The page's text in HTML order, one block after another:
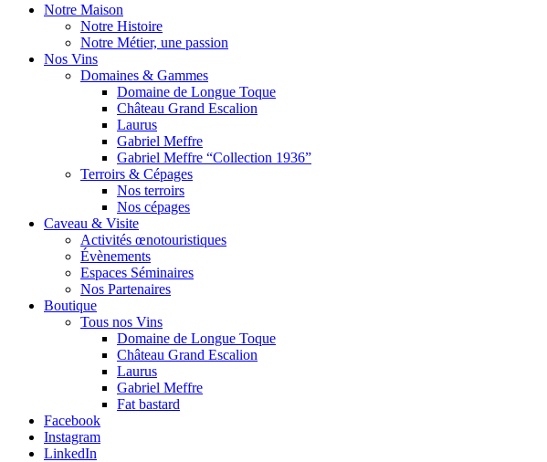
Notre Maison
Notre Histoire
Notre Métier, une passion
Nos Vins
Domaines & Gammes
Domaine de Longue Toque
Château Grand Escalion
Laurus
Gabriel Meffre
Gabriel Meffre “Collection 1936”
Terroirs & Cépages
Nos terroirs
Nos cépages
Caveau & Visite
Activités œnotouristiques
Évènements
Espaces Séminaires
Nos Partenaires
Boutique
Tous nos Vins
Domaine de Longue Toque
Château Grand Escalion
Laurus
Gabriel Meffre
Fat bastard
Facebook
Instagram
LinkedIn